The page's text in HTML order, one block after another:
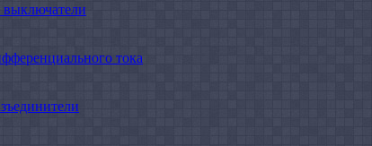
выключатели
тока